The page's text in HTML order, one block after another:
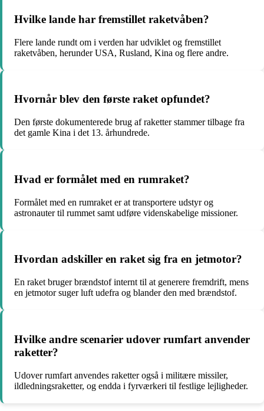
Hvilke lande har fremstillet raketvåben?
Flere lande rundt om i verden har udviklet og fremstillet
raketvåben, herunder USA, Rusland, Kina og flere andre.
Hvornår blev den første raket opfundet?
Den første dokumenterede brug af raketter stammer tilbage fra
det gamle Kina i det 13. århundrede.
Hvad er formålet med en rumraket?
Formålet med en rumraket er at transportere udstyr og
astronauter til rummet samt udføre videnskabelige missioner.
Hvordan adskiller en raket sig fra en jetmotor?
En raket bruger brændstof internt til at generere fremdrift, mens
en jetmotor suger luft udefra og blander den med brændstof.
Hvilke andre scenarier udover rumfart anvender
raketter?
Udover rumfart anvendes raketter også i militære missiler,
ildledningsraketter, og endda i fyrværkeri til festlige lejligheder.